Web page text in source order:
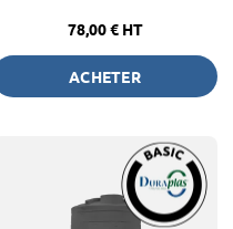
78,00 € HT
ACHETER